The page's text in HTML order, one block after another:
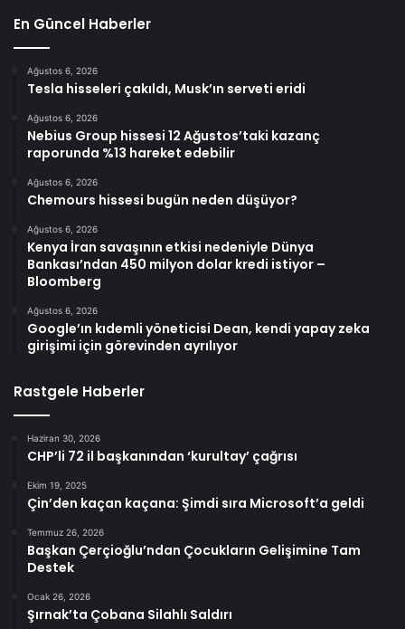
En Güncel Haberler
Ağustos 6, 2026
Tesla hisseleri çakıldı, Musk’ın serveti eridi
Ağustos 6, 2026
Nebius Group hissesi 12 Ağustos’taki kazanç
raporunda %13 hareket edebilir
Ağustos 6, 2026
Chemours hissesi bugün neden düşüyor?
Ağustos 6, 2026
Kenya İran savaşının etkisi nedeniyle Dünya
Bankası’ndan 450 milyon dolar kredi istiyor –
Bloomberg
Ağustos 6, 2026
Google’ın kıdemli yöneticisi Dean, kendi yapay zeka
girişimi için görevinden ayrılıyor
Rastgele Haberler
Haziran 30, 2026
CHP’li 72 il başkanından ‘kurultay’ çağrısı
Ekim 19, 2025
Çin’den kaçan kaçana: Şimdi sıra Microsoft’a geldi
Temmuz 26, 2026
Başkan Çerçioğlu’ndan Çocukların Gelişimine Tam
Destek
Ocak 26, 2026
Şırnak’ta Çobana Silahlı Saldırı